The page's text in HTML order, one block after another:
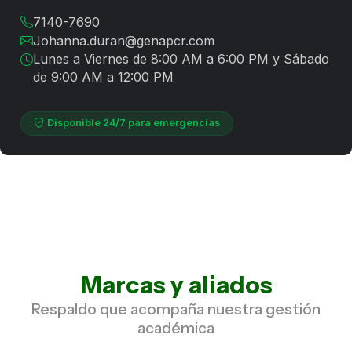
7140-7690
Johanna.duran@genapcr.com
Lunes a Viernes de 8:00 AM a 6:00 PM y Sábado
de 9:00 AM a 12:00 PM
Disponible 24/7 para emergencias
Marcas y aliados
Respaldo que acompaña nuestra gestión
académica